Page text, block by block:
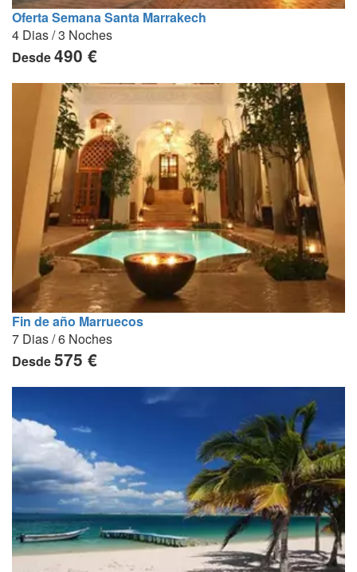
Oferta Semana Santa Marrakech
4 Dias / 3 Noches
Desde490 €
Fin de año Marruecos
7 Dias / 6 Noches
Desde575 €